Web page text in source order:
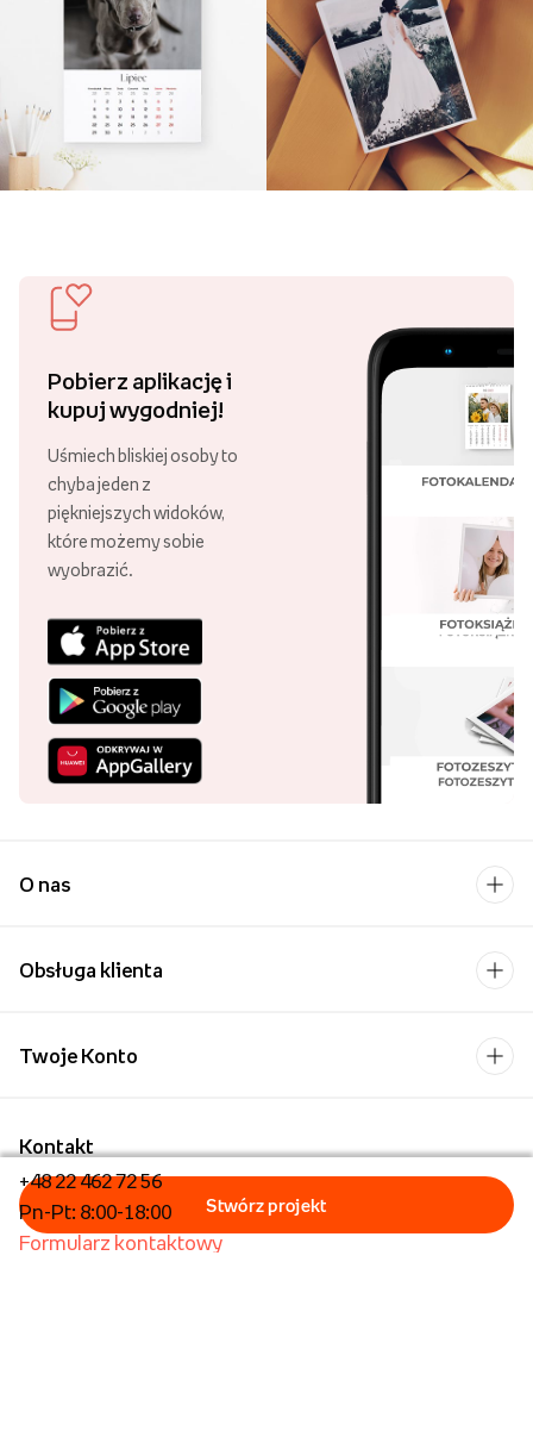
Pobierz aplikację i
kupuj wygodniej!
Uśmiech bliskiej osoby to
chyba jeden z
piękniejszych widoków,
które możemy sobie
wyobrazić.
O nas
Obsługa klienta
Kontakt
+48 22 462 72 56
Pn-Pt: 8:00-18:00
Formularz kontaktowy
Twoje Konto